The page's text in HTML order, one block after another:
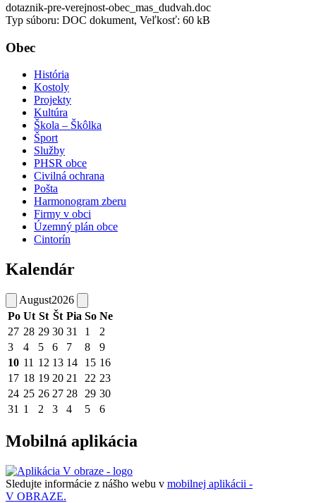
dotaznik-pre-verejnost-obec_mas_dudvah.doc
Typ súboru: DOC dokument, Veľkosť: 60 kB
Obec
História
Kostoly
Projekty
Kultúra
Škola – Škôlka
Šport
Služby
PHSR obce
Civilná ochrana
Pošta
Harmonogram zberu
Firmy v obci
Územný plán obce
Cintorín
Kalendár
August2026
Po Ut St Št Pia So Ne
27 28 29 30 31 1
2
3
4 5 6 7 8
9
10 11 12 13 14 15 16
17 18 19 20 21 22 23
24 25 26 27 28 29 30
31 1 2 3 4 5 6
Mobilná aplikácia
Sledujte informácie z nášho webu v mobilnej aplikácii -
V OBRAZE.